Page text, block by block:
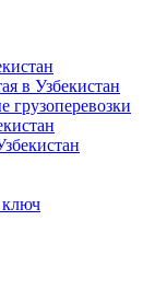
в Узбекистан
ключ